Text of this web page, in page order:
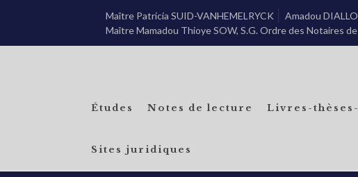
Maître Patricia SUID-VANHEMELRYCK Amadou
Maître Mamadou Thioye SOW, S.G. Ordre des Notaires
Études Notes de lecture Livres-
Sites juridiques